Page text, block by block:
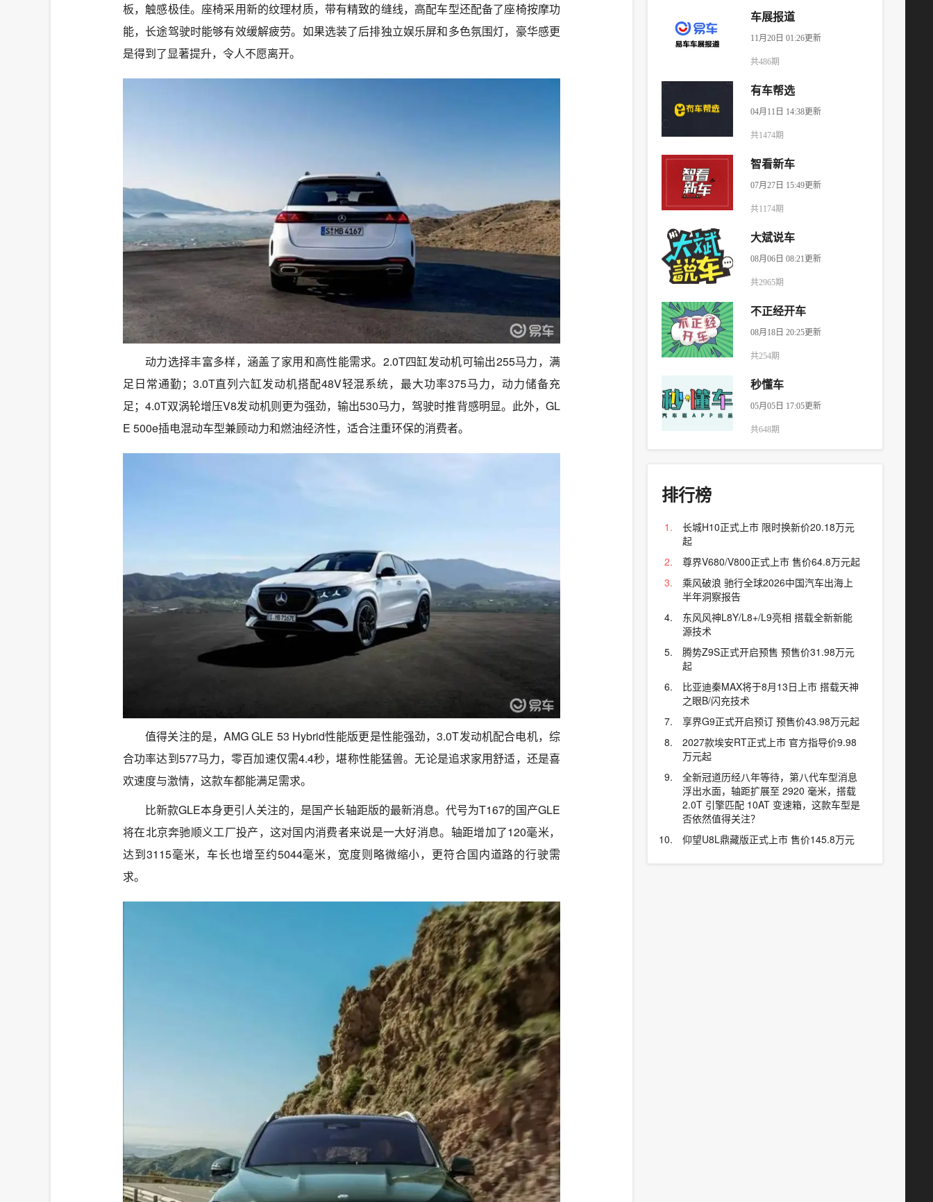
板，触感极佳。座椅采用新的纹理材质，带有精致的缝线，高配车型还配备了座椅按摩功
能，长途驾驶时能够有效缓解疲劳。如果选装了后排独立娱乐屏和多色氛围灯，豪华感更
是得到了显著提升，令人不愿离开。
动力选择丰富多样，涵盖了家用和高性能需求。2.0T四缸发动机可输出255马力，满
足日常通勤；3.0T直列六缸发动机搭配48V轻混系统，最大功率375马力，动力储备充
足；4.0T双涡轮增压V8发动机则更为强劲，输出530马力，驾驶时推背感明显。此外，GL
E 500e插电混动车型兼顾动力和燃油经济性，适合注重环保的消费者。
值得关注的是，AMG GLE 53 Hybrid性能版更是性能强劲，3.0T发动机配合电机，综
合功率达到577马力，零百加速仅需4.4秒，堪称性能猛兽。无论是追求家用舒适，还是喜
欢速度与激情，这款车都能满足需求。
比新款GLE本身更引人关注的，是国产长轴距版的最新消息。代号为T167的国产GLE
将在北京奔驰顺义工厂投产，这对国内消费者来说是一大好消息。轴距增加了120毫米，
达到3115毫米，车长也增至约5044毫米，宽度则略微缩小，更符合国内道路的行驶需
求。
车展报道
11月20日 01:26更新
共486期
有车帮选
04月11日 14:38更新
共1474期
智看新车
07月27日 15:49更新
共1174期
大斌说车
08月06日 08:21更新
共2965期
不正经开车
08月18日 20:25更新
共254期
秒懂车
05月05日 17:05更新
共648期
排行榜
长城H10正式上市 限时换新价20.18万元
起
尊界V680/V800正式上市 售价64.8万元起
乘风破浪 驰行全球2026中国汽车出海上
半年洞察报告
东风风神L8Y/L8+/L9亮相 搭载全新新能
源技术
腾势Z9S正式开启预售 预售价31.98万元
起
比亚迪秦MAX将于8月13日上市 搭载天神
之眼B/闪充技术
享界G9正式开启预订 预售价43.98万元起
2027款埃安RT正式上市 官方指导价9.98
万元起
全新冠道历经八年等待，第八代车型消息
浮出水面，轴距扩展至 2920 毫米，搭载
2.0T 引擎匹配 10AT 变速箱，这款车型是
否依然值得关注？
仰望U8L鼎藏版正式上市 售价145.8万元